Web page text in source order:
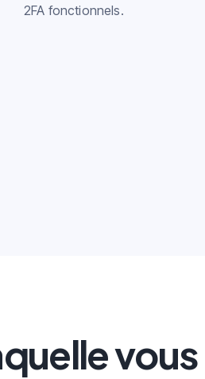
2FA fonctionnels.